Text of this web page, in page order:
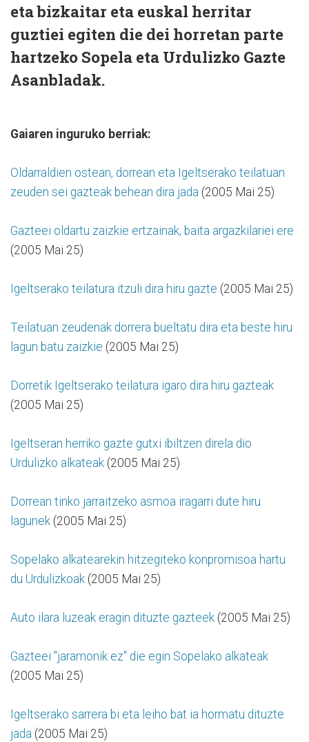
eta bizkaitar eta euskal herritar
guztiei egiten die dei horretan parte
hartzeko Sopela eta Urdulizko Gazte
Asanbladak.
Gaiaren inguruko berriak:
Oldarraldien ostean, dorrean eta Igeltserako teilatuan
zeuden sei gazteak behean dira jada (2005 Mai 25)
Gazteei oldartu zaizkie ertzainak, baita argazkilariei ere
(2005 Mai 25)
Igeltserako teilatura itzuli dira hiru gazte (2005 Mai 25)
Teilatuan zeudenak dorrera bueltatu dira eta beste hiru
lagun batu zaizkie (2005 Mai 25)
Dorretik Igeltserako teilatura igaro dira hiru gazteak
(2005 Mai 25)
Igeltseran herriko gazte gutxi ibiltzen direla dio
Urdulizko alkateak (2005 Mai 25)
Dorrean tinko jarraitzeko asmoa iragarri dute hiru
lagunek (2005 Mai 25)
Sopelako alkatearekin hitzegiteko konpromisoa hartu
du Urdulizkoak (2005 Mai 25)
Auto ilara luzeak eragin dituzte gazteek (2005 Mai 25)
Gazteei "jaramonik ez" die egin Sopelako alkateak
(2005 Mai 25)
Igeltserako sarrera bi eta leiho bat ia hormatu dituzte
jada (2005 Mai 25)